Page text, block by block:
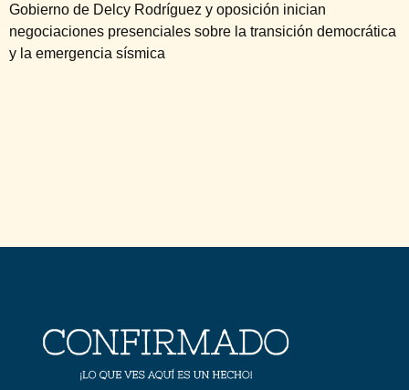
Gobierno de Delcy Rodríguez y oposición inician
negociaciones presenciales sobre la transición democrática
y la emergencia sísmica